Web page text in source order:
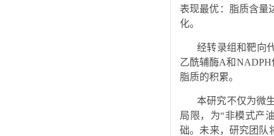
表现最优：脂质含量
化。
经转录组和靶向
乙酰辅酶A和
脂质的积累。
本研究不仅为微
局限，为“非模式产
础。未来，研究团队